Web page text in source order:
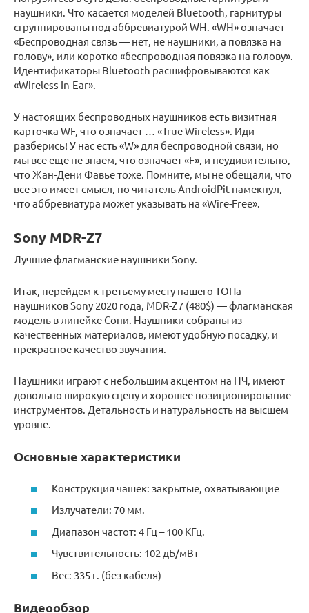
наушники. Что касается моделей Bluetooth, гарнитуры
сгруппированы под аббревиатурой WH. «WH» означает
«Беспроводная связь — нет, не наушники, а повязка на
голову», или коротко «беспроводная повязка на голову».
Идентификаторы Bluetooth расшифровываются как
«Wireless In-Ear».
У настоящих беспроводных наушников есть визитная
карточка WF, что означает … «True Wireless». Иди
разберись! У нас есть «W» для беспроводной связи, но
мы все еще не знаем, что означает «F», и неудивительно,
что Жан-Дени Фавье тоже. Помните, мы не обещали, что
все это имеет смысл, но читатель AndroidPit намекнул,
что аббревиатура может указывать на «Wire-Free».
Sony MDR-Z7
Лучшие флагманские наушники Sony.
Итак, перейдем к третьему месту нашего ТОПа
наушников Sony 2020 года, MDR-Z7 (480$) — флагманская
модель в линейке Сони. Наушники собраны из
качественных материалов, имеют удобную посадку, и
прекрасное качество звучания.
Наушники играют с небольшим акцентом на НЧ, имеют
довольно широкую сцену и хорошее позиционирование
инструментов. Детальность и натуральность на высшем
уровне.
Основные характеристики
Конструкция чашек: закрытые, охватывающие
Излучатели: 70 мм.
Диапазон частот: 4 Гц – 100 КГц.
Чувствительность: 102 дБ/мВт
Вес: 335 г. (без кабеля)
Видеообзор